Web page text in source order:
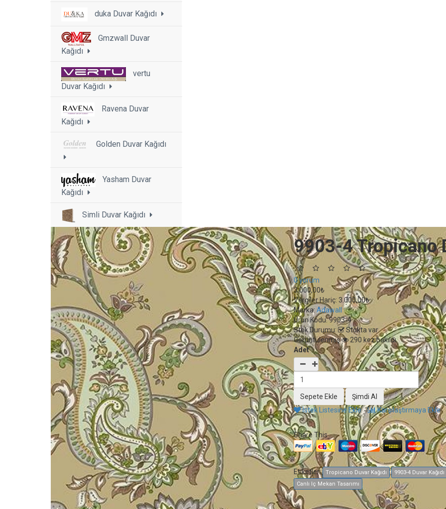
duka Duvar Kağıdı
Gmzwall Duvar
Kağıdı
vertu
Duvar Kağıdı
Ravena Duvar
Kağıdı
Golden Duvar Kağıdı
Yasham Duvar
Kağıdı
Simli Duvar Kağıdı
9903-4 Tropicano
0 yorum
3.000,00₺
Vergiler Hariç: 3.000,00₺
Marka: Adawall
Ürün Kodu:9903-4
Stok Durumu:
Stokta var
Görüntülenmiş
290 kez bakıldı
Adet
İstek Listesine Ekle Karşılaştırmaya Ekle
Share This
Etiketler: Tropicano Duvar Kağıdı
9903-4 Duvar Kağıdı
Canlı Iç Mekan Tasarımı